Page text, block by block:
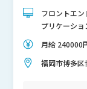
フロントエン
プリケーショ
イドエンジニ
ー、プロジ
月給 240000
福岡市博多